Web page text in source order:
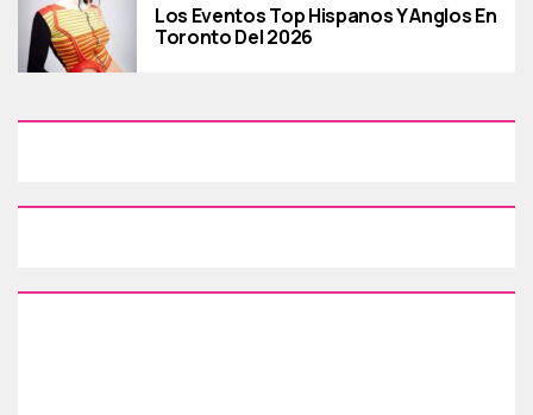
Los Eventos Top Hispanos Y Anglos En
Toronto Del 2026